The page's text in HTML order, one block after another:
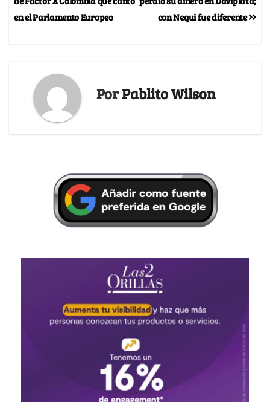
con Nequi fue diferente
en el Parlamento Europeo
PorPablito Wilson